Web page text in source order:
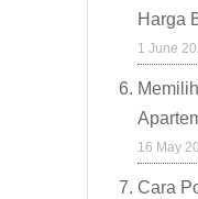
Harga
1 June
16 May
Cara